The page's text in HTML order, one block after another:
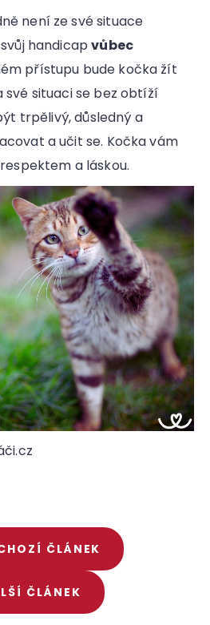
není ze své situace
handicapvůbec
přístupu bude kočka žít
situaci se bez obtíží
trpělivý, důsledný a
a učit se. Kočka vám
a láskou.
ČLÁNEK
ČLÁNEK